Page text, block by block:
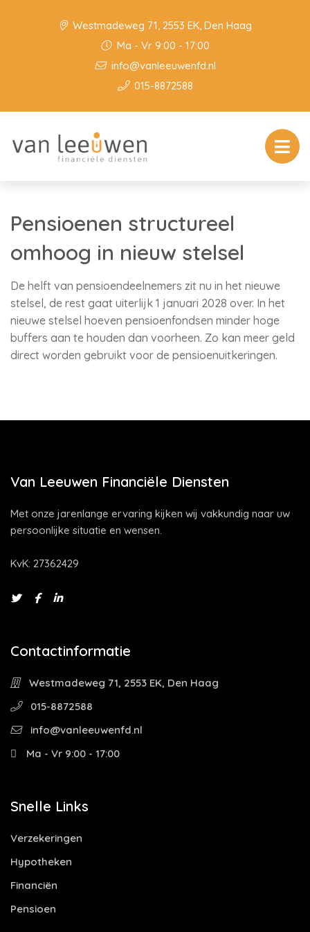
Westmadeweg 71, 2553 EK, Den Haag
Ma - Vr 9:00 - 17:00
info@vanleeuwenfd.nl
015-8872588
Pensioenen structureel
omhoog in nieuw stelsel
De helft van pensioendeelnemers zit nu in het nieuwe
stelsel, de rest gaat uiterlijk 1 januari 2028 over. In het
nieuwe stelsel hoeven pensioenfondsen minder hoge
buffers aan te houden dan voorheen. Zo kan meer geld
direct worden gebruikt voor de pensioenuitkeringen.
Van Leeuwen Financiële Diensten
Met onze jarenlange ervaring kijken wij vakkundig naar uw
persoonlijke situatie en wensen.
KvK: 27362429
Contactinformatie
Westmadeweg 71, 2553 EK, Den Haag
015-8872588
info@vanleeuwenfd.nl
Ma - Vr 9:00 - 17:00
Snelle Links
Verzekeringen
Hypotheken
Financiën
Pensioen